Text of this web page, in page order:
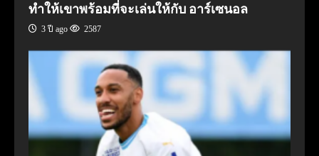
ทำให้เขาพร้อมที่จะเล่นให้กับ อาร์เซนอล
3 ปี ago 2587